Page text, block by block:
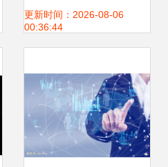
2888元现金奖学金
更新时间：2026-08-06
00:36:44